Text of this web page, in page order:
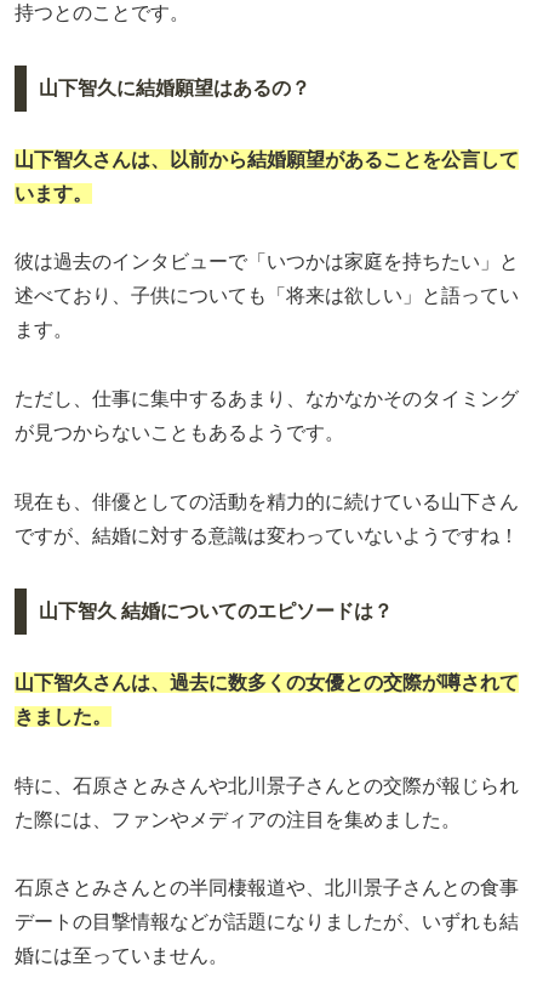
持つとのことです。
山下智久に結婚願望はあるの？
山下智久さんは、以前から結婚願望があることを公言して
います。
彼は過去のインタビューで「いつかは家庭を持ちたい」と
述べており、子供についても「将来は欲しい」と語ってい
ます。
ただし、仕事に集中するあまり、なかなかそのタイミング
が見つからないこともあるようです。
現在も、俳優としての活動を精力的に続けている山下さん
ですが、結婚に対する意識は変わっていないようですね！
山下智久 結婚についてのエピソードは？
山下智久さんは、過去に数多くの女優との交際が噂されて
きました。
特に、石原さとみさんや北川景子さんとの交際が報じられ
た際には、ファンやメディアの注目を集めました。
石原さとみさんとの半同棲報道や、北川景子さんとの食事
デートの目撃情報などが話題になりましたが、いずれも結
婚には至っていません。